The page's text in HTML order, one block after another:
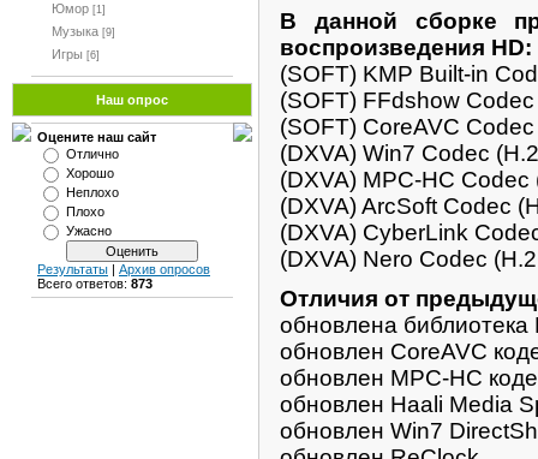
Юмор [1]
Музыка [9]
Игры [6]
Наш опрос
Оцените наш сайт
Отлично
Хорошо
Неплохо
Плохо
Ужасно
Результаты | Архив опросов
Всего ответов: 873
В данной сборке
воспроизведения HD:
(SOFT) KMP Built-in
(SOFT) FFdshow
(SOFT) CoreAVC
(DXVA) Win7 Codec
(DXVA) MPC-HC Codec
(DXVA) ArcSoft Codec
(DXVA) CyberLink
(DXVA) Nero Codec
Отличия от
обновлена библиотека
обновлен CoreAVC
обновлен MPC-HC
обновлен Haali Media
обновлен Win7